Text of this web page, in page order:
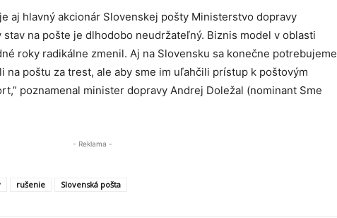
aj hlavný akcionár Slovenskej pošty Ministerstvo dopravy
stav na pošte je dlhodobo neudržateľný. Biznis model v oblasti
roky radikálne zmenil. Aj na Slovensku sa konečne potrebujeme
na poštu za trest, ale aby sme im uľahčili prístup k poštovým
poznamenal minister dopravy Andrej Doležal (nominant Sme
- Reklama -
rušenie Slovenská pošta